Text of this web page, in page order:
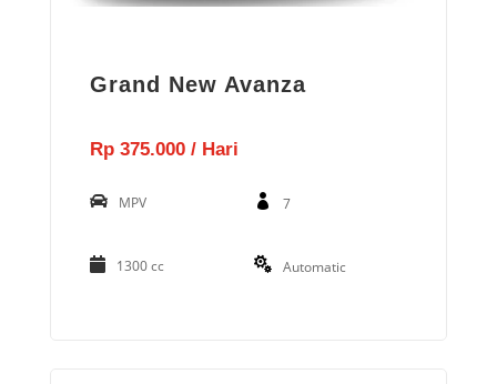
Grand New Avanza
Rp 375.000 / Hari
MPV 7
1300 cc Automatic